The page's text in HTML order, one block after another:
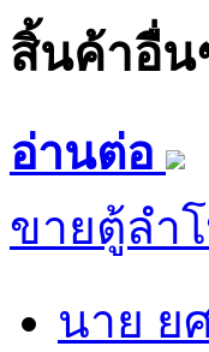
สิ้นค้าอื่น
อ่านต่อ
ขายตู้ลำ
นาย ย